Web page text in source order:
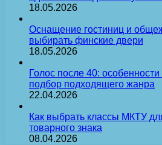
18.05.2026
Оснащение гостиниц и
выбирать финские двери
18.05.2026
Голос после 40:
подбор подходящего жанра
22.04.2026
Как выбрать классы МКТУ
товарного знака
08.04.2026